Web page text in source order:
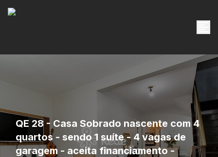
QE 28 - Casa Sobrado nascente com 4
quartos - sendo 1 suíte - 4 vagas de
garagem - aceita financiamento -